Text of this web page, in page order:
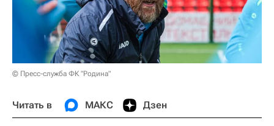
© Пресс-служба ФК "Родина"
Читать в МАКС Дзен